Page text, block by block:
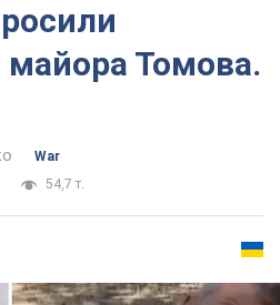
майора Томова.
War
54,7 т.